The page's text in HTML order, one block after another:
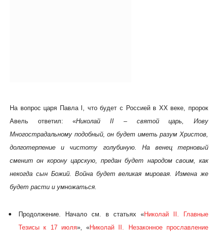
На вопрос царя Павла I, что будет с Россией в XX веке, пророк
Авель ответил: «Николай II – святой царь, Иову
Многострадальному подобный, он будет иметь разум Христов,
долготерпение и чистоту голубиную. На венец терновый
сменит он корону царскую, предан будет народом своим, как
некогда сын Божий. Война будет великая мировая. Измена же
будет расти и умножаться.
Продолжение. Начало см. в статьях «Николай II. Главные
Тезисы к 17 июля», «Николай II. Незаконное прославление